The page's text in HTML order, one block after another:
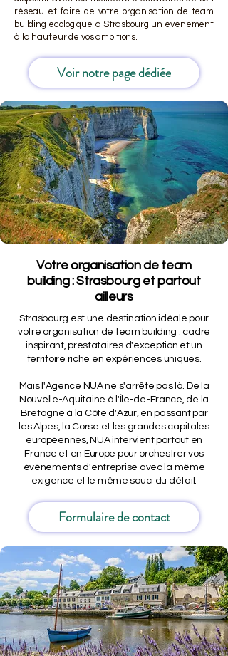
réseau et faire de votre organisation de team
building écologique à Strasbourg un événement
à la hauteur de vos ambitions.
Voir notre page dédiée
Votre organisation de team
building : Strasbourg et partout
ailleurs
Strasbourg est une destination idéale pour
votre organisation de team building : cadre
inspirant, prestataires d'exception et un
territoire riche en expériences uniques.
Mais l'Agence NUA ne s'arrête pas là. De la
Nouvelle-Aquitaine à l'Île-de-France, de la
Bretagne à la Côte d'Azur, en passant par
les Alpes, la Corse et les grandes capitales
européennes, NUA intervient partout en
France et en Europe pour orchestrer vos
événements d'entreprise avec la même
exigence et le même souci du détail.
Formulaire de contact